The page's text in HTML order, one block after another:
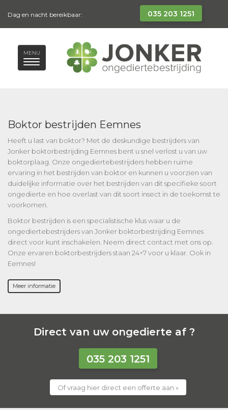
Dag en nacht bereikbaar: 035 203 1251
MENU
Boktor bestrijden Eemnes
Heeft u last van boktor? Met de deskundige bestrijders van
Jonker boktorbestrijding Eemnes bent u snel verlost u van uw
boktorplaag. Onze ongediertebestrijders hebben ruime
ervaring in het bestrijden van boktor en kunnen u voorzien van
duidelijke informatie over het bestrijden van dit specifieke soort
ongedierte en hoe overlast van dit soort insect in de toekomst te
voorkomen.
Boktor bestrijden is een specialistische klus waar u de
ongediertebestrijders van Jonker boktorbestrijding Eemnes
direct voor kunt inschakelen. Neem direct contact met ons op.
Onze ervaren boktorbestrijders staan 24×7 voor u klaar. Ook in
Eemnes!
Meer informatie
Direct van uw ongedierte af ?
035 203 1251
Of vraag hier direct een offerte aan »